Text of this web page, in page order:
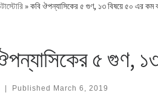
»কবি ঔপন্যাসিকের ৫ গুণ, ১৩ বিষয়ে ৫০ এর কম
৫ গুণ,
| Published March 6, 2019